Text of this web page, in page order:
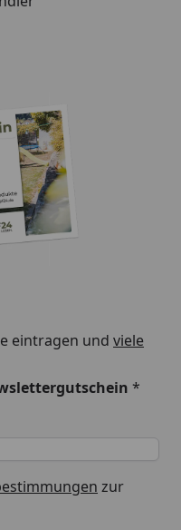
eintragen und viele
*
zur